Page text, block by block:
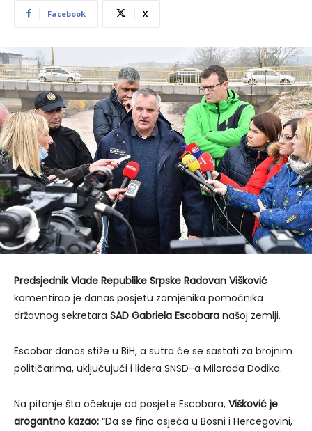
Facebook X
Predsjednik Vlade Republike Srpske Radovan Višković
komentirao je danas posjetu zamjenika pomoćnika
državnog sekretara SAD Gabriela Escobara našoj zemlji.
Escobar danas stiže u BiH, a sutra će se sastati za brojnim
političarima, uključujući i lidera SNSD-a Milorada Dodika.
Na pitanje šta očekuje od posjete Escobara, Višković je
arogantno kazao: “Da se fino osjeća u Bosni i Hercegovini,